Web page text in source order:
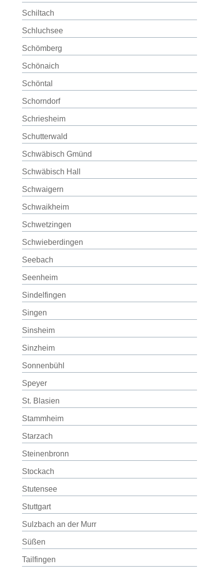
Schiltach
Schluchsee
Schömberg
Schönaich
Schöntal
Schorndorf
Schriesheim
Schutterwald
Schwäbisch Gmünd
Schwäbisch Hall
Schwaigern
Schwaikheim
Schwetzingen
Schwieberdingen
Seebach
Seenheim
Sindelfingen
Singen
Sinsheim
Sinzheim
Sonnenbühl
Speyer
St. Blasien
Stammheim
Starzach
Steinenbronn
Stockach
Stutensee
Stuttgart
Sulzbach an der Murr
Süßen
Tailfingen